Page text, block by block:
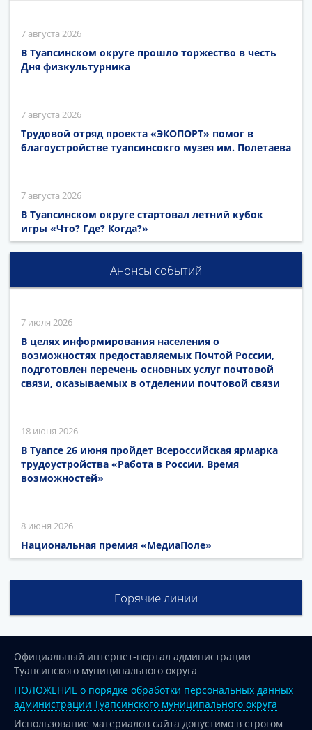
7 августа 2026
В Туапсинском округе прошло торжество в честь
Дня физкультурника
7 августа 2026
Трудовой отряд проекта «ЭКОПОРТ» помог в
благоустройстве туапсинсокго музея им. Полетаева
7 августа 2026
В Туапсинском округе стартовал летний кубок
игры «Что? Где? Когда?»
Анонсы событий
7 июля 2026
В целях информирования населения о
возможностях предоставляемых Почтой России,
подготовлен перечень основных услуг почтовой
связи, оказываемых в отделении почтовой связи
18 июня 2026
В Туапсе 26 июня пройдет Всероссийская ярмарка
трудоустройства «Работа в России. Время
возможностей»
8 июня 2026
Национальная премия «МедиаПоле»
Горячие линии
Официальный интернет-портал администрации
Туапсинского муниципального округа
ПОЛОЖЕНИЕ о порядке обработки персональных данных
администрации Туапсинского муниципального округа
Использование материалов сайта допустимо в строгом